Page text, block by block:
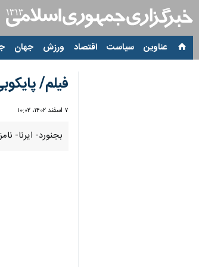
عناوین‌ سیاست اقتصاد ورزش جهان
فیلم/
۷ اسفند ۱۴۰۲، ۱۰:۰۲